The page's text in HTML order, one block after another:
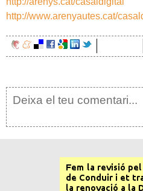
http://www.arenyautes.cat/